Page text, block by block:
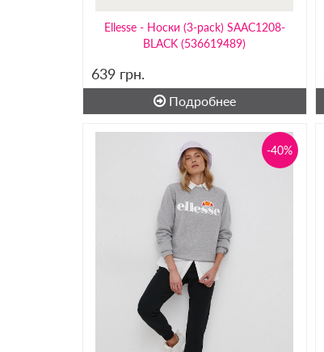
Ellesse - Носки (3-pack) SAAC1208-
BLACK (536619489)
639 грн.
Подробнее
-40%